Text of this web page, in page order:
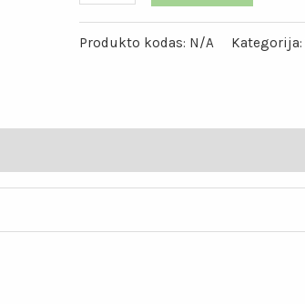
Šviesiai
vonios
kilimėlis
Produkto kodas: N/A Kategorija: